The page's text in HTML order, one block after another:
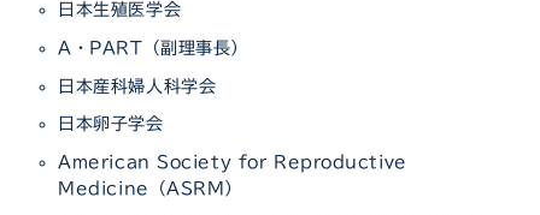
日本生殖医学会
A・PART（副理事長）
日本産科婦人科学会
日本卵子学会
American Society for Reproductive
Medicine（ASRM）